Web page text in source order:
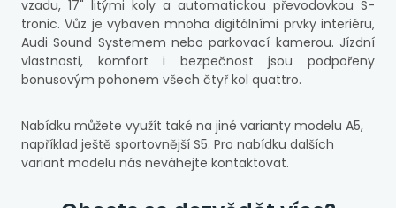
vzadu, 17" litými koly a automatickou převodovkou S-
tronic. Vůz je vybaven mnoha digitálními prvky interiéru,
Audi Sound Systemem nebo parkovací kamerou. Jízdní
vlastnosti, komfort i bezpečnost jsou podpořeny
bonusovým pohonem všech čtyř kol quattro.
Nabídku můžete využít také na jiné varianty modelu A5,
například ještě sportovnější S5. Pro nabídku dalších
variant modelu nás neváhejte kontaktovat.